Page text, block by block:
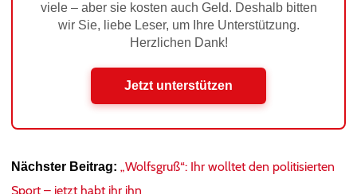
viele – aber sie kosten auch Geld. Deshalb bitten
wir Sie, liebe Leser, um Ihre Unterstützung.
Herzlichen Dank!
Jetzt unterstützen
Nächster Beitrag: „Wolfsgruß“: Ihr wolltet den politisierten
Sport – jetzt habt ihr ihn